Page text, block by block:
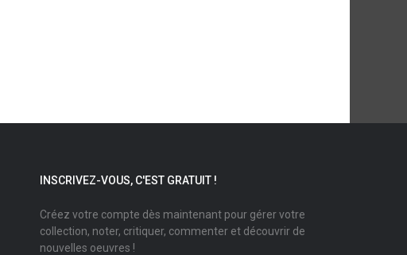
INSCRIVEZ-VOUS, C'EST GRATUIT !
Créez votre compte dès maintenant pour gérer votre
collection, noter, critiquer, commenter et découvrir de
nouvelles oeuvres !